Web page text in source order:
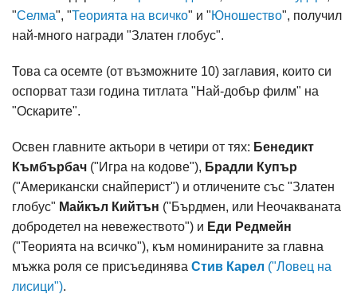
"Селма", "Теорията на всичко" и "Юношество", получил
най-много награди "Златен глобус".
Това са осемте (от възможните 10) заглавия, които си
оспорват тази година титлата "Най-добър филм" на
"Оскарите".
Освен главните актьори в четири от тях: Бенедикт
Къмбърбач ("Игра на кодове"), Брадли Купър
("Американски снайперист") и отличените със "Златен
глобус" Майкъл Кийтън ("Бърдмен, или Неочакваната
добродетел на невежеството") и Еди Редмейн
("Теорията на всичко"), към номинираните за главна
мъжка роля се присъединява Стив Карел ("Ловец на
лисици").